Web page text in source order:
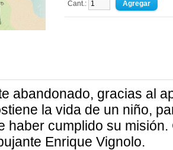
Cant.:
abandonado, gracias al
la vida de un niño,
haber cumplido su
Enrique Vignolo.